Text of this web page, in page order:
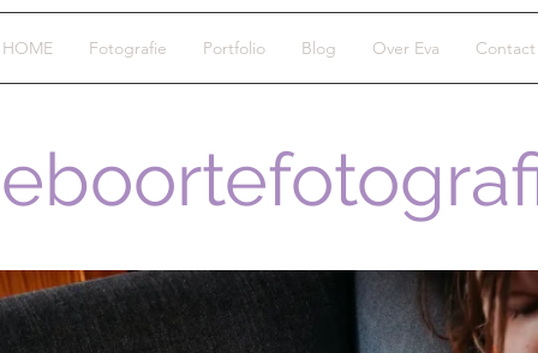
HOME Fotografie Portfolio Blog Over Eva Contact